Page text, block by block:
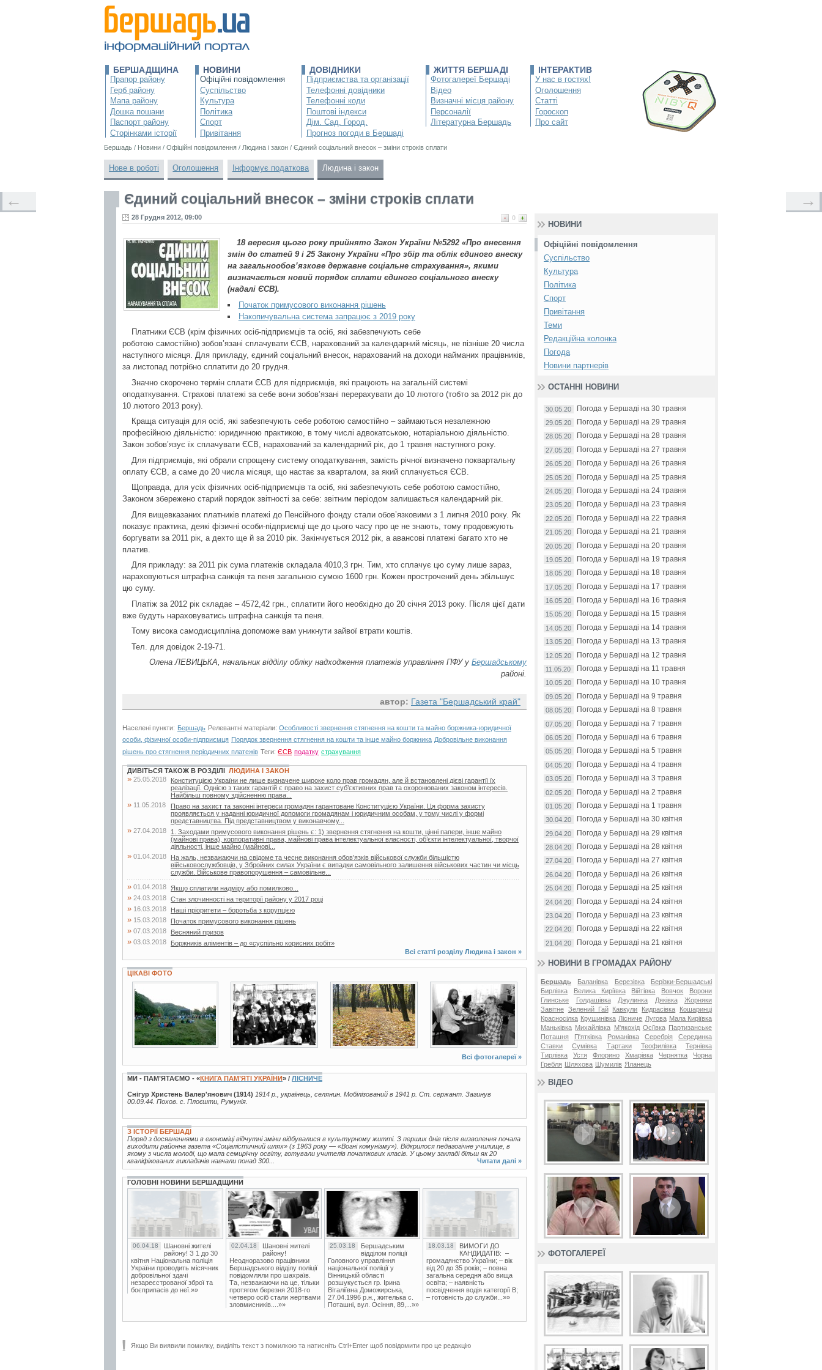
БЕРШАДЩИНА
Прапор району
Герб району
Мапа району
Дошка пошани
Паспорт району
Сторінками історії
НОВИНИ
Офіційні повідомлення
Суспільство
Культура
Політика
Спорт
Привітання
ДОВІДНИКИ
Підприємства та організації
Телефонні довідники
Телефонні коди
Поштові індекси
Дім. Сад. Город.
Прогноз погоди в Бершаді
ЖИТТЯ БЕРШАДІ
Фотогалереї Бершаді
Відео
Визначні місця району
Персоналії
Літературна Бершадь
ІНТЕРАКТИВ
У нас в гостях!
Оголошення
Статті
Гороскоп
Про сайт
Бершадь / Новини / Офіційні повідомлення / Людина і закон / Єдиний соціальний внесок – зміни строків сплати
Нове в роботі Оголошення Інформує податкова Людина і закон
Єдиний соціальний внесок – зміни строків сплати
0
28 Грудня 2012, 09:00
18 вересня цього року прийнято Закон України №5292 «Про внесення
змін до статей 9 і 25 Закону України «Про збір та облік єдиного внеску
на загальнообов’язкове державне соціальне страхування», якими
визначається новий порядок сплати єдиного соціального внеску
(надалі ЄСВ).
Початок примусового виконання рішень
Накопичувальна система запрацює з 2019 року
Платники ЄСВ (крім фізичних осіб-підприємців та осіб, які забезпечують себе
роботою самостійно) зобов’язані сплачувати ЄСВ, нарахований за календарний місяць, не пізніше 20 числа
наступного місяця. Для прикладу, єдиний соціальний внесок, нарахований на доходи найманих працівників,
за листопад потрібно сплатити до 20 грудня.
Значно скорочено термін сплати ЄСВ для підприємців, які працюють на загальній системі
оподаткування. Страхові платежі за себе вони зобов’язані перерахувати до 10 лютого (тобто за 2012 рік до
10 лютого 2013 року).
Краща ситуація для осіб, які забезпечують себе роботою самостійно – займаються незалежною
професійною діяльністю: юридичною практикою, в тому числі адвокатською, нотаріальною діяльністю.
Закон зобов’язує їх сплачувати ЄСВ, нарахований за календарний рік, до 1 травня наступного року.
Для підприємців, які обрали спрощену систему оподаткування, замість річної визначено поквартальну
оплату ЄСВ, а саме до 20 числа місяця, що настає за кварталом, за який сплачується ЄСВ.
Щоправда, для усіх фізичних осіб-підприємців та осіб, які забезпечують себе роботою самостійно,
Законом збережено старий порядок звітності за себе: звітним періодом залишається календарний рік.
Для вищевказаних платників платежі до Пенсійного фонду стали обов’язковими з 1 липня 2010 року. Як
показує практика, деякі фізичні особи-підприємці ще до цього часу про це не знають, тому продовжують
боргувати за 2011 рік, а дехто ще й за 2010 рік. Закінчується 2012 рік, а авансові платежі багато хто не
платив.
Для прикладу: за 2011 рік сума платежів складала 4010,3 грн. Тим, хто сплачує цю суму лише зараз,
нараховуються штрафна санкція та пеня загальною сумою 1600 грн. Кожен прострочений день збільшує
цю суму.
Платіж за 2012 рік складає – 4572,42 грн., сплатити його необхідно до 20 січня 2013 року. Після цієї дати
вже будуть нараховуватись штрафна санкція та пеня.
Тому висока самодисципліна допоможе вам уникнути зайвої втрати коштів.
Тел. для довідок 2-19-71.
Олена ЛЕВИЦЬКА, начальник відділу обліку надходження платежів управління ПФУ у Бершадському
районі.
автор: Газета "Бершадський край"
Населені пункти: Бершадь Релевантні матеріали: Особливості звернення стягнення на кошти та майно боржника-юридичної
особи, фізичної особи-підприємця Порядок звернення стягнення на кошти та інше майно боржника Добровільне виконання
рішень про стягнення періодичних платежів Теги: ЄСВ податку страхування
← →
ДИВІТЬСЯ ТАКОЖ В РОЗДІЛІ ЛЮДИНА І ЗАКОН
» 25.05.2018
Конституцією України не лише визначене широке коло прав громадян, але й встановлені дієві гарантії їх
реалізації. Однією з таких гарантій є право на захист суб’єктивних прав та охоронюваних законом інтересів.
Найбільш повному здійсненню права...
» 11.05.2018
Право на захист та законні інтереси громадян гарантоване Конституцією України. Ця форма захисту
проявляється у наданні юридичної допомоги громадянам і юридичним особам, у тому числі у формі
представництва. Під представництвом у виконавчому...
» 27.04.2018
1. Заходами примусового виконання рішень є: 1) звернення стягнення на кошти, цінні папери, інше майно
(майнові права), корпоративні права, майнові права інтелектуальної власності, об’єкти інтелектуальної, творчої
діяльності, інше майно (майнові...
» 01.04.2018
На жаль, незважаючи на свідоме та чесне виконання обов’язків військової служби більшістю
військовослужбовців, у Збройних силах України є випадки самовільного залишення військових частин чи місць
служби. Військове правопорушення – самовільне...
» 01.04.2018 Якщо сплатили надміру або помилково...
» 24.03.2018 Стан злочинності на території району у 2017 році
» 16.03.2018 Наші пріоритети – боротьба з корупцією
» 15.03.2018 Початок примусового виконання рішень
» 07.03.2018 Весняний призов
» 03.03.2018
Боржників аліментів – до «суспільно корисних робіт»
Всі статті розділу Людина і закон »
ЦІКАВІ ФОТО
3 фото 9 фото 5 фото
Всі фотогалереї »
МИ - ПАМ’ЯТАЄМО - «КНИГА ПАМ’ЯТІ УКРАЇНИ» / ЛІСНИЧЕ
Снігур Христень Валер'янович (1914) 1914 р., українець, селянин. Мобілізований в 1941 р. Ст. сержант. Загинув
00.09.44. Похов. с. Плоєшти, Румунія.
З ІСТОРІЇ БЕРШАДІ
Поряд з досягненнями в економіці відчутні зміни відбувалися в культурному житті. З перших днів після визволення почала
виходити районна газета «Соціалістичний шлях» (з 1963 року — «Вогні комунізму»). Відкрилося педагогічне училище, в
якому з числа молоді, що мала семирічну освіту, готували учителів початкових класів. У цьому закладі більш як 20
кваліфікованих викладачів навчали понад 300...
Читати далі »
ГОЛОВНІ НОВИНИ БЕРШАДЩИНИ
06.04.18
Шановні жителі
району! З 1 до 30
квітня Національна поліція
України проводить місячник
добровільної здачі
незареєстрованої зброї та
боєприпасів до неї.»»
02.04.18
Шановні жителі
району!
Неодноразово працівники
Бершадського відділу поліції
повідомляли про шахраїв.
Та, незважаючи на це, тільки
протягом березня 2018-го
четверо осіб стали жертвами
зловмисників....»»
25.03.18
Бершадським
відділом поліції
Головного управління
національної поліції у
Вінницькій області
розшукується гр. Ірина
Віталіївна Доможирська,
27.04.1996 р.н., жителька с.
Поташні, вул. Осіння, 89,...»»
18.03.18
ВИМОГИ ДО
КАНДИДАТІВ: –
громадянство України; – вік
від 20 до 35 років; – повна
загальна середня або вища
освіта; – наявність
посвідчення водія категорії В;
– готовність до служби...»»
Якщо Ви виявили помилку, виділіть текст з помилкою та натисніть Ctrl+Enter щоб повідомити про це редакцію
НОВИНИ
Офіційні повідомлення
Суспільство
Культура
Політика
Спорт
Привітання
Теми
Редакційна колонка
Погода
Новини партнерів
ОСТАННІ НОВИНИ
30.05.20 Погода у Бершаді на 30 травня
29.05.20 Погода у Бершаді на 29 травня
28.05.20 Погода у Бершаді на 28 травня
27.05.20 Погода у Бершаді на 27 травня
26.05.20 Погода у Бершаді на 26 травня
25.05.20 Погода у Бершаді на 25 травня
24.05.20 Погода у Бершаді на 24 травня
23.05.20 Погода у Бершаді на 23 травня
22.05.20 Погода у Бершаді на 22 травня
21.05.20 Погода у Бершаді на 21 травня
20.05.20 Погода у Бершаді на 20 травня
19.05.20 Погода у Бершаді на 19 травня
18.05.20 Погода у Бершаді на 18 травня
17.05.20 Погода у Бершаді на 17 травня
16.05.20 Погода у Бершаді на 16 травня
15.05.20 Погода у Бершаді на 15 травня
14.05.20 Погода у Бершаді на 14 травня
13.05.20 Погода у Бершаді на 13 травня
12.05.20 Погода у Бершаді на 12 травня
11.05.20 Погода у Бершаді на 11 травня
10.05.20 Погода у Бершаді на 10 травня
09.05.20 Погода у Бершаді на 9 травня
08.05.20 Погода у Бершаді на 8 травня
07.05.20 Погода у Бершаді на 7 травня
06.05.20 Погода у Бершаді на 6 травня
05.05.20 Погода у Бершаді на 5 травня
04.05.20 Погода у Бершаді на 4 травня
03.05.20 Погода у Бершаді на 3 травня
02.05.20 Погода у Бершаді на 2 травня
01.05.20 Погода у Бершаді на 1 травня
30.04.20 Погода у Бершаді на 30 квітня
29.04.20 Погода у Бершаді на 29 квітня
28.04.20 Погода у Бершаді на 28 квітня
27.04.20 Погода у Бершаді на 27 квітня
26.04.20 Погода у Бершаді на 26 квітня
25.04.20 Погода у Бершаді на 25 квітня
24.04.20 Погода у Бершаді на 24 квітня
23.04.20 Погода у Бершаді на 23 квітня
22.04.20 Погода у Бершаді на 22 квітня
21.04.20 Погода у Бершаді на 21 квітня
НОВИНИ В ГРОМАДАХ РАЙОНУ
Бершадь Баланівка Березівка
Берізки-Бершадські
Бирлівка
Велика Киріївка Війтівка Вовчок
Ворони
Глинське
Голдашівка Джулинка Дяківка
Жорняки
Завітне Зелений Гай Кавкули Кидрасівка
Кошаринці
Красносілка Крушинівка Лісниче Лугова Мала Киріївка
Маньківка Михайлівка М'якохід Осіївка
Партизанське
Поташня
П'ятківка Романівка Серебрія
Серединка
Ставки
Сумівка Тартаки Теофилівка
Тернівка
Тирлівка
Устя Флорино Хмарівка Чернятка
Чорна
Гребля
Шляхова Шумилів Яланець
ВІДЕО
ФОТОГАЛЕРЕЇ